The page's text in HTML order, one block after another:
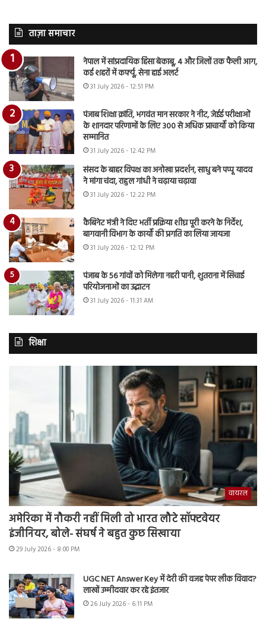
ताज़ा समाचार
नेपाल में सांप्रदायिक हिंसा बेकाबू, 4 और जिलों तक फैली आग,
कई शहरों में कर्फ्यू, सेना हाई अलर्ट
31 July 2026 - 12:51 PM
पंजाब शिक्षा क्रांति, भगवंत मान सरकार ने नीट, जेईई परीक्षाओं
के शानदार परिणामों के लिए 300 से अधिक प्राचार्यों को किया
सम्मानित
31 July 2026 - 12:42 PM
संसद के बाहर विपक्ष का अनोखा प्रदर्शन, साधु बने पप्पू यादव
ने मांगा चंदा, राहुल गांधी ने चढ़ाया चढ़ावा
31 July 2026 - 12:22 PM
कैबिनेट मंत्री ने दिए भर्ती प्रक्रिया शीघ्र पूरी करने के निर्देश,
बागवानी विभाग के कार्यों की प्रगति का लिया जायजा
31 July 2026 - 12:12 PM
पंजाब के 56 गांवों को मिलेगा नहरी पानी, शुतराना में सिंचाई
परियोजनाओं का उद्घाटन
31 July 2026 - 11:31 AM
शिक्षा
वायरल
अमेरिका में नौकरी नहीं मिली तो भारत लौटे सॉफ्टवेयर
इंजीनियर, बोले- संघर्ष ने बहुत कुछ सिखाया
29 July 2026 - 8:00 PM
UGC NET Answer Key में देरी की वजह पेपर लीक विवाद?
लाखों उम्मीदवार कर रहे इंतजार
26 July 2026 - 6:11 PM